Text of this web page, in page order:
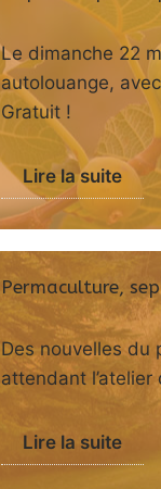
Le dimanche 22
autolouange,
Gratuit !
Lire la suite
Permaculture,
Des nouvelles du
attendant
Lire la suite